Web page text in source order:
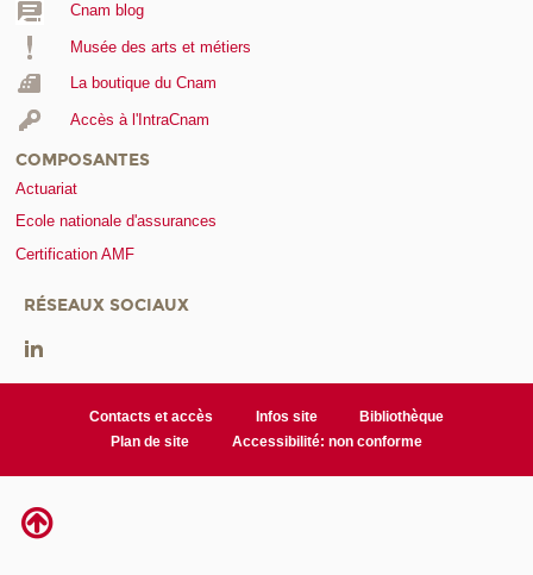
Cnam blog
Musée des arts et métiers
La boutique du Cnam
Accès à l'IntraCnam
COMPOSANTES
Actuariat
Ecole nationale d'assurances
Certification AMF
RÉSEAUX SOCIAUX
Contacts et accès Infos site
Bibliothèque
Plan de site
Accessibilité: non conforme